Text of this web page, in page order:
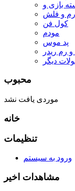
رم و فلش
کول فن
مودم
پد موس
رم ریدر
دیگر
محبوب
موردی یافت نشد
خانه
تنظیمات
ورود به سیستم
مشاهدات اخیر